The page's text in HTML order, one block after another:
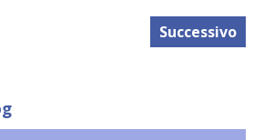
Successivo